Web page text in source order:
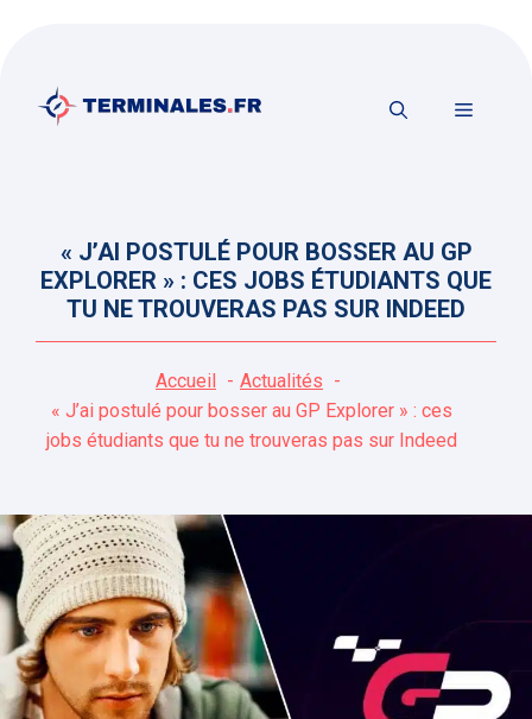
contenu
MENU
« J’AI POSTULÉ POUR BOSSER AU GP
EXPLORER » : CES JOBS ÉTUDIANTS QUE
TU NE TROUVERAS PAS SUR INDEED
Accueil
Actualités
« J’ai postulé pour bosser au GP Explorer » : ces
jobs étudiants que tu ne trouveras pas sur Indeed